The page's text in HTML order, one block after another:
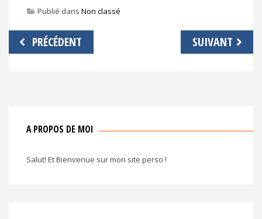
Publié dans Non classé
Navigation
de
PRÉCÉDENT SUIVANT
A PROPOS DE MOI
Salut! Et Bienvenue sur mon site perso !